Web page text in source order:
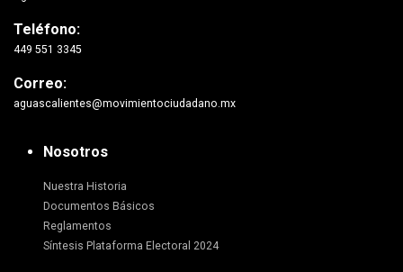
Teléfono:
449 551 3345
Correo:
aguascalientes@movimientociudadano.mx
Nosotros
Nuestra Historia
Documentos Básicos
Reglamentos
Síntesis Plataforma Electoral 2024